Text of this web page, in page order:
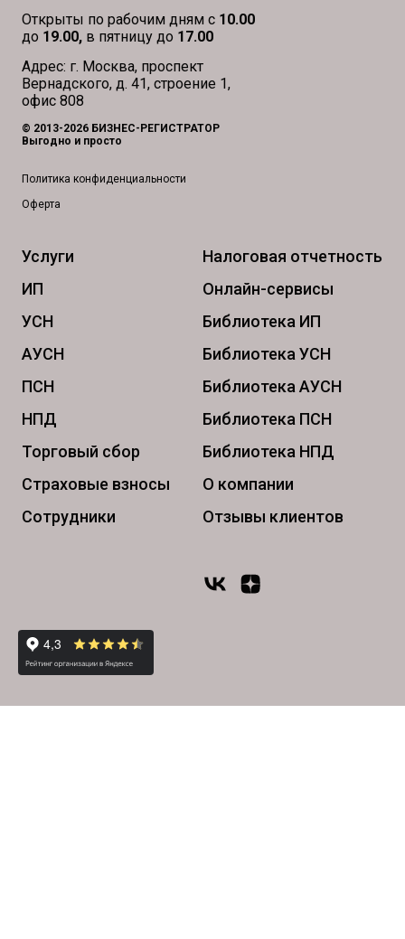
Открыты по рабочим дням с 10.00
до 19.00, в пятницу до 17.00
Адрес: г. Москва, проспект
Вернадского, д. 41, строение 1,
офис 808
© 2013-2026 БИЗНЕС-РЕГИСТРАТОР
Выгодно и просто
Политика конфиденциальности
Оферта
Услуги
ИП
УСН
АУСН
ПСН
НПД
Торговый сбор
Страховые взносы
Сотрудники
Налоговая отчетность
Онлайн-сервисы
Библиотека ИП
Библиотека УСН
Библиотека АУСН
Библиотека ПСН
Библиотека НПД
О компании
Отзывы клиентов